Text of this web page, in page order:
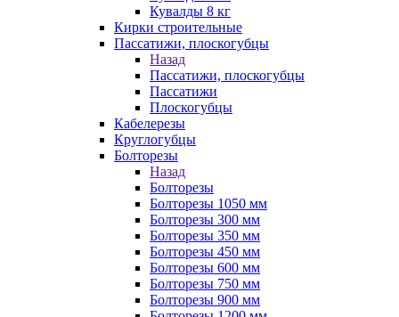
Кувалды 8 кг
Кирки строительные
Пассатижи, плоскогубцы
Назад
Пассатижи, плоскогубцы
Пассатижи
Плоскогубцы
Кабелерезы
Круглогубцы
Болторезы
Назад
Болторезы
Болторезы 1050 мм
Болторезы 300 мм
Болторезы 350 мм
Болторезы 450 мм
Болторезы 600 мм
Болторезы 750 мм
Болторезы 900 мм